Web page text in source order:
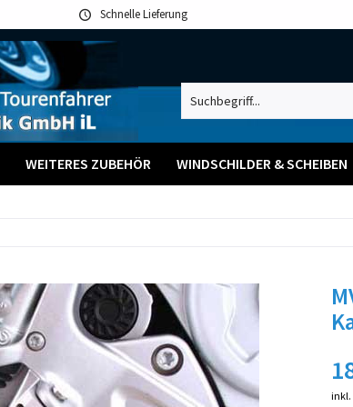
Schnelle Lieferung
WEITERES ZUBEHÖR WINDSCHILDER & SCHEIBEN
inkl.